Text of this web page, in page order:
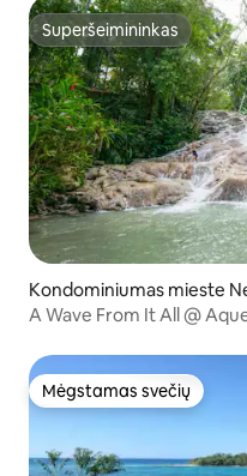
Superšeimininkas
Superšeimininkas
Kondominiumas mieste
A Wave From It All @
Mėgstamas svečių
Mėgstamas svečių